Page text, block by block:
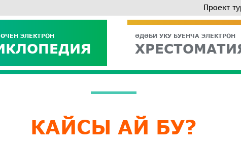
Проект
ЭЛЕКТРОН ӘДӘБИ УКУ БУЕНЧА ЭЛЕКТРОН
КАЙСЫ АЙ БУ?